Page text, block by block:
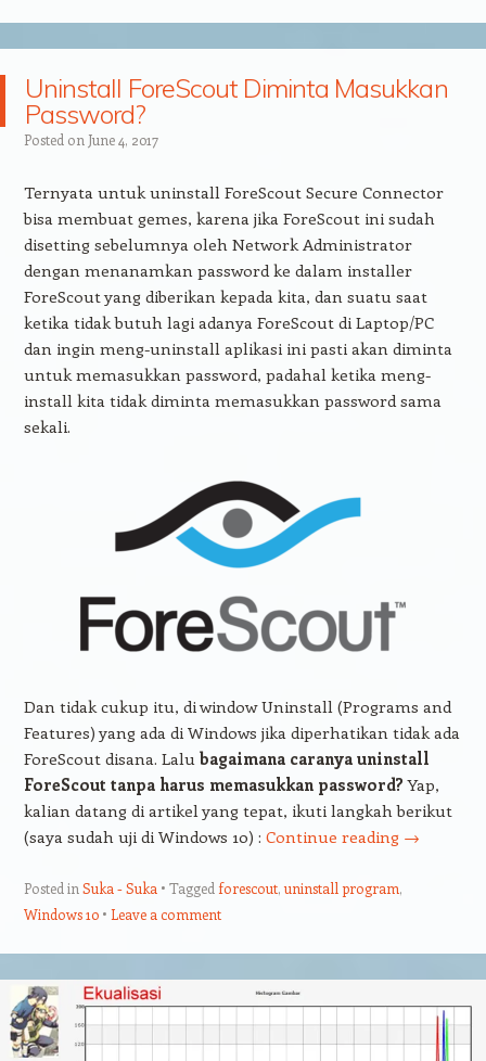
Uninstall ForeScout Diminta Masukkan
Password?
Posted on June 4, 2017
Ternyata untuk uninstall ForeScout Secure Connector
bisa membuat gemes, karena jika ForeScout ini sudah
disetting sebelumnya oleh Network Administrator
dengan menanamkan password ke dalam installer
ForeScout yang diberikan kepada kita, dan suatu saat
ketika tidak butuh lagi adanya ForeScout di Laptop/PC
dan ingin meng-uninstall aplikasi ini pasti akan diminta
untuk memasukkan password, padahal ketika meng-
install kita tidak diminta memasukkan password sama
sekali.
Dan tidak cukup itu, di window Uninstall (Programs and
Features) yang ada di Windows jika diperhatikan tidak ada
ForeScout disana. Lalu bagaimana caranya uninstall
ForeScout tanpa harus memasukkan password? Yap,
kalian datang di artikel yang tepat, ikuti langkah berikut
(saya sudah uji di Windows 10) : Continue reading →
Posted in Suka - Suka Tagged forescout,uninstall program,
Windows 10
Leave a comment